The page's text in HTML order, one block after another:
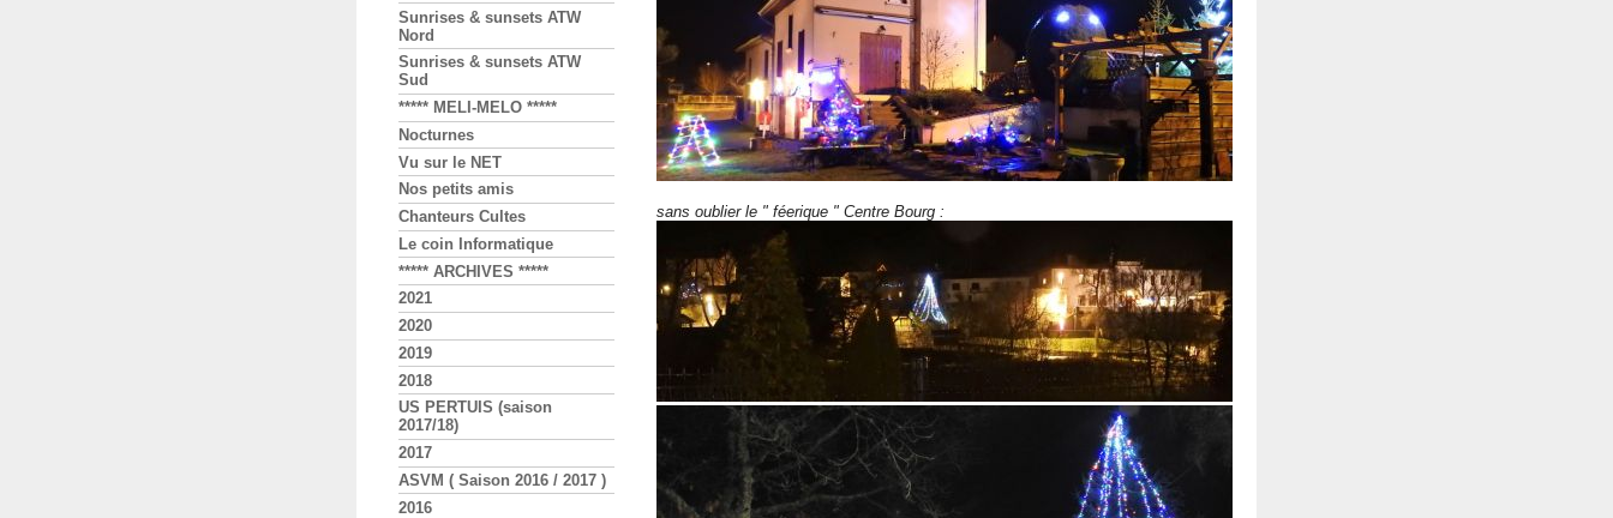
sans oublier le " féerique " Centre Bourg :
Sunrises & sunsets ATW
Nord
Sunrises & sunsets ATW
Sud
***** MELI-MELO *****
Nocturnes
Vu sur le NET
Nos petits amis
Chanteurs Cultes
Le coin Informatique
***** ARCHIVES *****
2021
2020
2019
2018
US PERTUIS (saison
2017/18)
2017
ASVM ( Saison 2016 / 2017 )
2016